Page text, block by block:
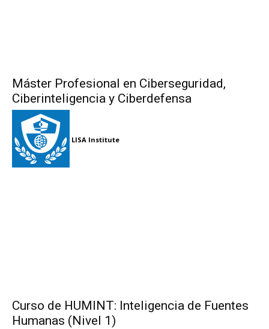
Máster Profesional en Ciberseguridad,
Ciberinteligencia y Ciberdefensa
LISA Institute
Curso de HUMINT: Inteligencia de Fuentes
Humanas (Nivel 1)